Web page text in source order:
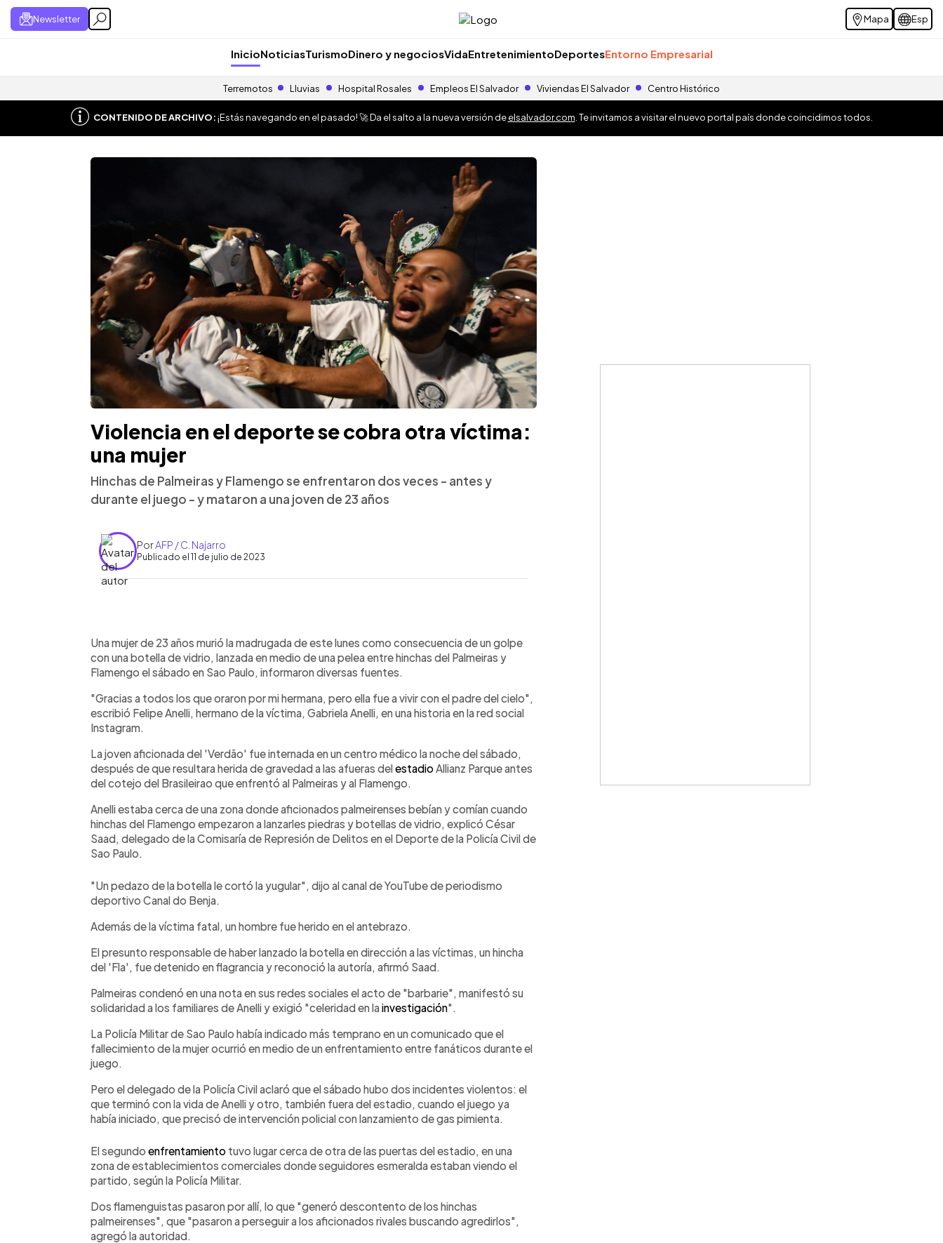
Newsletter Mapa Esp
InicioNoticiasTurismoDinero y negociosVidaEntretenimientoDeportesEntorno Empresarial
Terremotos Lluvias Hospital Rosales Empleos El Salvador Viviendas El Salvador Centro Histórico
CONTENIDO DE ARCHIVO:¡Estás navegando en el pasado! 🚀 Da el salto a la nueva versión deelsalvador.com . Te invitamos a visitar el nuevo portal país donde coincidimos todos.
Violencia en el deporte se cobra otra víctima:
una mujer
Hinchas de Palmeiras y Flamengo se enfrentaron dos veces - antes y
durante el juego - y mataron a una joven de 23 años
PorAFP / C. Najarro
Publicado el 11 de julio de 2023
► Escuchar artículo
Una mujer de 23 años murió la madrugada de este lunes como consecuencia de un golpe
con una botella de vidrio, lanzada en medio de una pelea entre hinchas del Palmeiras y
Flamengo el sábado en Sao Paulo, informaron diversas fuentes.
"Gracias a todos los que oraron por mi hermana, pero ella fue a vivir con el padre del cielo",
escribió Felipe Anelli, hermano de la víctima, Gabriela Anelli, en una historia en la red social
Instagram.
La joven aficionada del 'Verdão' fue internada en un centro médico la noche del sábado,
después de que resultara herida de gravedad a las afueras delestadio Allianz Parque antes
del cotejo del Brasileirao que enfrentó al Palmeiras y al Flamengo.
Anelli estaba cerca de una zona donde aficionados palmeirenses bebían y comían cuando
hinchas del Flamengo empezaron a lanzarles piedras y botellas de vidrio, explicó César
Saad, delegado de la Comisaría de Represión de Delitos en el Deporte de la Policía Civil de
Sao Paulo.
"Un pedazo de la botella le cortó la yugular", dijo al canal de YouTube de periodismo
deportivo Canal do Benja.
Además de la víctima fatal, un hombre fue herido en el antebrazo.
El presunto responsable de haber lanzado la botella en dirección a las víctimas, un hincha
del 'Fla', fue detenido en flagrancia y reconoció la autoría, afirmó Saad.
Palmeiras condenó en una nota en sus redes sociales el acto de "barbarie", manifestó su
solidaridad a los familiares de Anelli y exigió "celeridad en lainvestigación".
La Policía Militar de Sao Paulo había indicado más temprano en un comunicado que el
fallecimiento de la mujer ocurrió en medio de un enfrentamiento entre fanáticos durante el
juego.
Pero el delegado de la Policía Civil aclaró que el sábado hubo dos incidentes violentos: el
que terminó con la vida de Anelli y otro, también fuera del estadio, cuando el juego ya
había iniciado, que precisó de intervención policial con lanzamiento de gas pimienta.
El segundo enfrentamiento tuvo lugar cerca de otra de las puertas del estadio, en una
zona de establecimientos comerciales donde seguidores esmeralda estaban viendo el
partido, según la Policía Militar.
Dos flamenguistas pasaron por allí, lo que "generó descontento de los hinchas
palmeirenses", que "pasaron a perseguir a los aficionados rivales buscando agredirlos",
agregó la autoridad.